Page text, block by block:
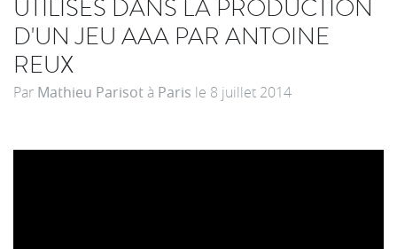
UTILISÉS DANS LA PRODUCTION
D'UN JEU AAA PAR ANTOINE
REUX
Par Mathieu Parisot à Paris le 8 juillet 2014